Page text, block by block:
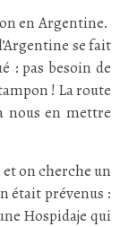
se fait
: pas besoin de
! La route
nous en mettre
on cherche un
était prévenus :
Hospidaje qui